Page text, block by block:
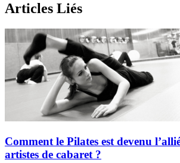
Articles Liés
Comment le Pilates est devenu
artistes de cabaret ?